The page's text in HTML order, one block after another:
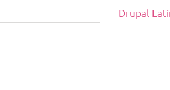
Drupal